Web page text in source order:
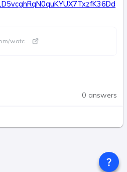
watc
0 answers